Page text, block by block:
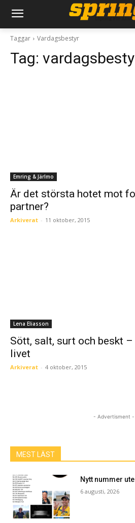
Taggar Vardagsbestyr
Tag:
Emring & Järlmo
Är det största hotet mot
partner?
Arkiverat - 11 oktober, 2015
Lena Eliasson
Sött, salt, surt och beskt
livet
Arkiverat - 4 oktober, 2015
- Advertisment -
MEST LÄST
Nytt nummer ute
6 augusti, 2026